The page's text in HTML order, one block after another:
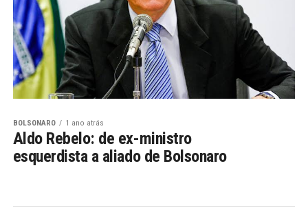
BOLSONARO 1 ano atrás
Aldo Rebelo: de ex-ministro
esquerdista a aliado de Bolsonaro